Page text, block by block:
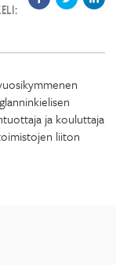
ja kouluttaja
liiton